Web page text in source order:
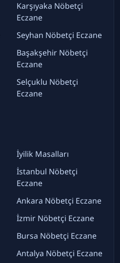
Karşıyaka Nöbetçi
Eczane
Seyhan Nöbetçi Eczane
Başakşehir Nöbetçi
Eczane
Selçuklu Nöbetçi
Eczane
İyilik Masalları
İstanbul Nöbetçi
Eczane
Ankara Nöbetçi Eczane
İzmir Nöbetçi Eczane
Bursa Nöbetçi Eczane
Antalya Nöbetçi Eczane